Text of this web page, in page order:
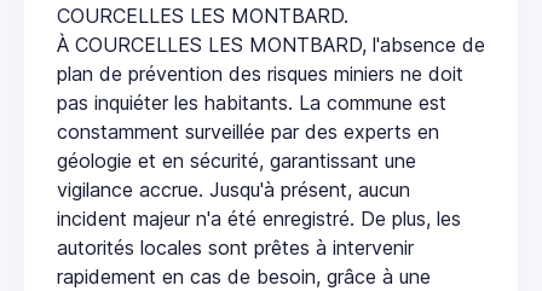
COURCELLES LES MONTBARD.
À COURCELLES LES MONTBARD, l'absence de
plan de prévention des risques miniers ne doit
pas inquiéter les habitants. La commune est
constamment surveillée par des experts en
géologie et en sécurité, garantissant une
vigilance accrue. Jusqu'à présent, aucun
incident majeur n'a été enregistré. De plus, les
autorités locales sont prêtes à intervenir
rapidement en cas de besoin, grâce à une